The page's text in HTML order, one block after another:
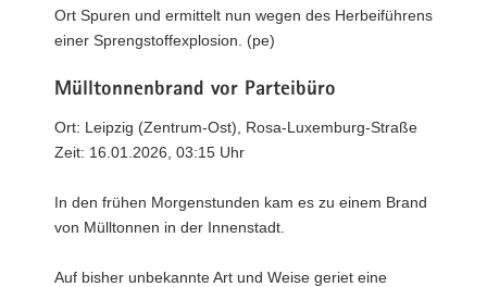
Ort Spuren und ermittelt nun wegen des Herbeiführens
einer Sprengstoffexplosion. (pe)
Mülltonnenbrand vor Parteibüro
Ort: Leipzig (Zentrum-Ost), Rosa-Luxemburg-Straße
Zeit: 16.01.2026, 03:15 Uhr
In den frühen Morgenstunden kam es zu einem Brand
von Mülltonnen in der Innenstadt.
Auf bisher unbekannte Art und Weise geriet eine